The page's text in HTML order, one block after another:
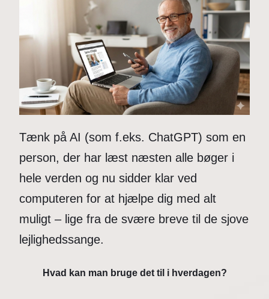
Tænk på AI (som f.eks. ChatGPT) som en
person, der har læst næsten alle bøger i
hele verden og nu sidder klar ved
computeren for at hjælpe dig med alt
muligt – lige fra de svære breve til de sjove
lejlighedssange.
Hvad kan man bruge det til i hverdagen?